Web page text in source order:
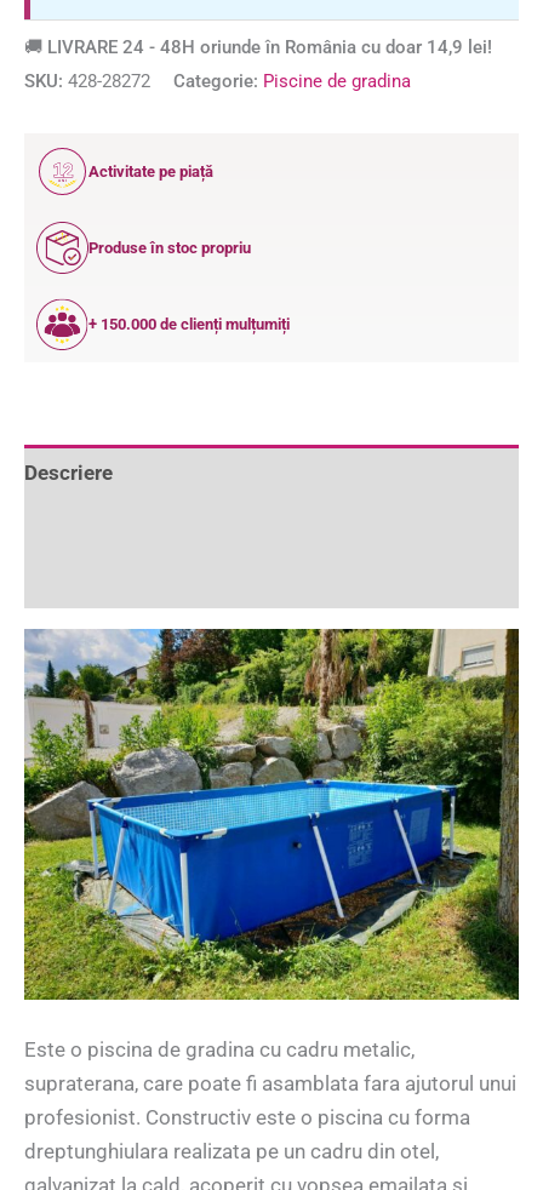
🚚 LIVRARE 24 - 48H oriunde în România cu doar 14,9 lei!
SKU: 428-28272 Categorie: Piscine de gradina
12
ANI
Activitate pe piață
Produse în stoc propriu
+ 150.000 de clienți mulțumiți
Descriere
Este o piscina de gradina cu cadru metalic,
supraterana, care poate fi asamblata fara ajutorul unui
profesionist. Constructiv este o piscina cu forma
dreptunghiulara realizata pe un cadru din otel,